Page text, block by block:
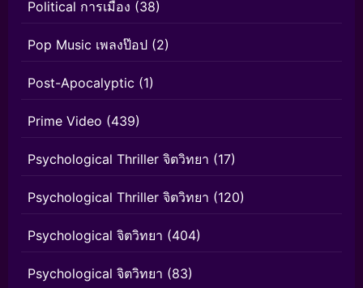
Political การเมือง (38)
Pop Music เพลงป๊อป (2)
Post-Apocalyptic (1)
Prime Video (439)
Psychological Thriller จิตวิทยา (17)
Psychological Thriller จิตวิทยา (120)
Psychological จิตวิทยา (404)
Psychological จิตวิทยา (83)